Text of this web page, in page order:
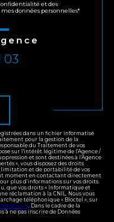
et des
données personnelles*
03
dans un fichier informatisé
pour la gestion de la
du Traitement de vos
sur l'intérêt légitime de l'Agence /
et sont destinées à l'Agence
», vous disposez des droits
limitation et de portabilité de vos
moment en contactant directement
plus d’informations sur vos droits.
que vos droits « Informatique et
réclamation à la CNIL. Nous vous
téléphonique « Bloctel », sur
. Dans le cadre de la
à ne pas inscrire de Données